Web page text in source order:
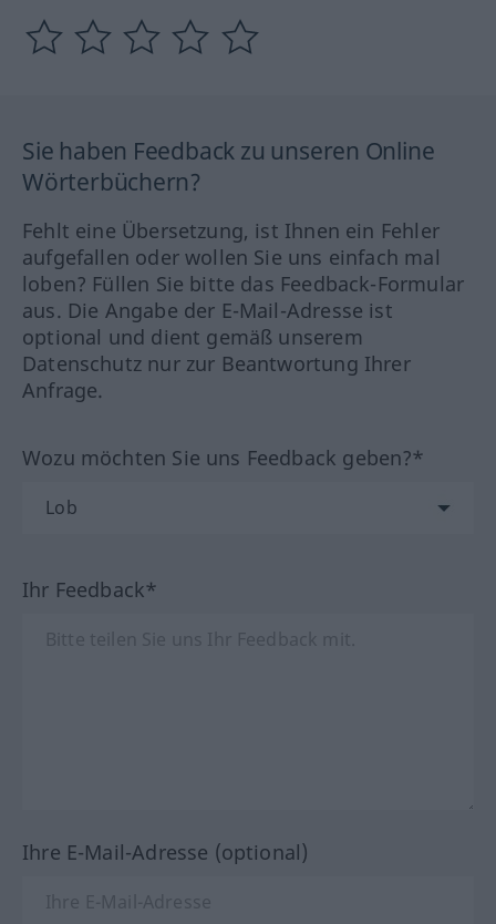
Sie haben Feedback zu unseren Online
Wörterbüchern?
Fehlt eine Übersetzung, ist Ihnen ein Fehler
aufgefallen oder wollen Sie uns einfach mal
loben? Füllen Sie bitte das Feedback-Formular
aus. Die Angabe der E-Mail-Adresse ist
optional und dient gemäß unserem
Datenschutz nur zur Beantwortung Ihrer
Anfrage.
Wozu möchten Sie uns Feedback geben?*
Ihr Feedback*
Ihre E-Mail-Adresse (optional)